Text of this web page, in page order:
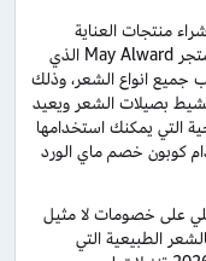
منتجات العناية
بالشعر للاستفادة من أفضل عناية لشعرك مع متجر May Alward الذي
جميع انواع الشعر، وذلك
بصيلات الشعر ويعيد
التي يمكنك استخدامها
كوبون خصم ماي الورد
على خصومات لا مثيل
بالشعر الطبيعية التي